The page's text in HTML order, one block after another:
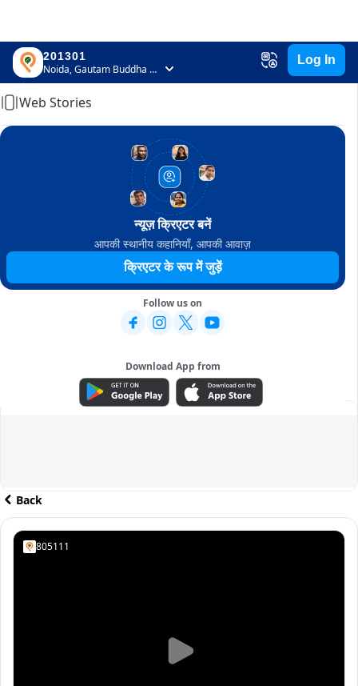
201301
Noida, Gautam Buddha Nagar, Uttar Pradesh
Log In
Home
Web Stories
न्यूज़ क्रिएटर बनें
आपकी स्थानीय कहानियाँ, आपकी आवाज़
क्रिएटर के रूप में जुड़ें
Follow us on
Download App from
ADVERTISEMENT
Back
805111